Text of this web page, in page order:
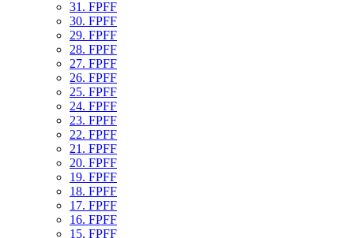
31. FPFF
30. FPFF
29. FPFF
28. FPFF
27. FPFF
26. FPFF
25. FPFF
24. FPFF
23. FPFF
22. FPFF
21. FPFF
20. FPFF
19. FPFF
18. FPFF
17. FPFF
16. FPFF
15. FPFF